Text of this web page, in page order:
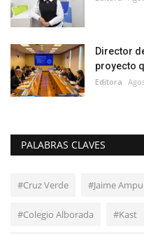
Director
proyecto
Editora
PALABRAS CLAVES
#Cruz Verde #Jaime
#Colegio Alborada #Kast